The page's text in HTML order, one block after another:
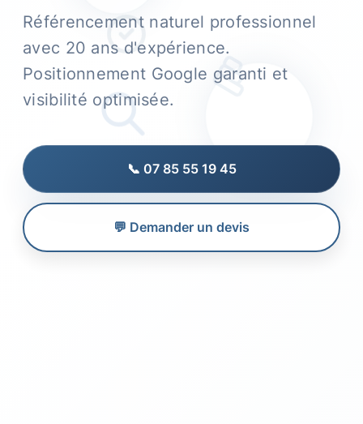
Référencement naturel professionnel
avec 20 ans d'expérience.
Positionnement Google garanti et
visibilité optimisée.
📞 07 85 55 19 45
💬 Demander un devis